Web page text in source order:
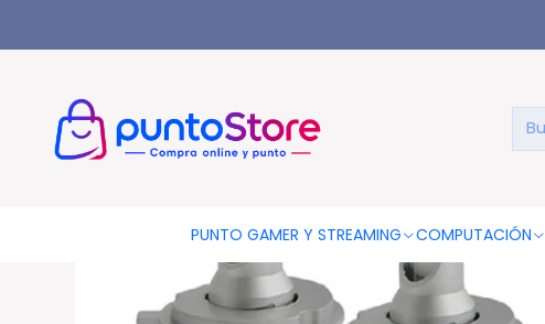
PUNTO GAMER Y STREAMING COMPUTACIÓN